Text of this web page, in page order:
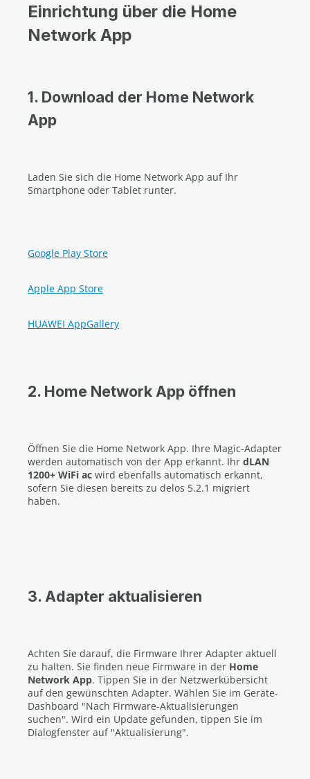
Einrichtung über die Home
Network App
1. Download der Home Network
App
Laden Sie sich die Home Network App auf Ihr
Smartphone oder Tablet runter.
Google Play Store
Apple App Store
HUAWEI AppGallery
2. Home Network App öffnen
Öffnen Sie die Home Network App. Ihre Magic-Adapter
werden automatisch von der App erkannt. Ihr dLAN
1200+ WiFi ac wird ebenfalls automatisch erkannt,
sofern Sie diesen bereits zu delos 5.2.1 migriert
haben.
3. Adapter aktualisieren
Achten Sie darauf, die Firmware Ihrer Adapter aktuell
zu halten. Sie finden neue Firmware in der Home
Network App. Tippen Sie in der Netzwerkübersicht
auf den gewünschten Adapter. Wählen Sie im Geräte-
Dashboard "Nach Firmware-Aktualisierungen
suchen". Wird ein Update gefunden, tippen Sie im
Dialogfenster auf "Aktualisierung".